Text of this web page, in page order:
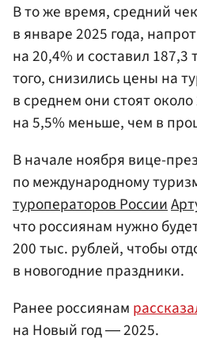
В то же время, средний
в январе 2025 года,
на 20,4% и составил
того, снизились цены на
в среднем они стоят
на 5,5% меньше, чем в
В начале ноября вице-
по международному
туроператоров России
что россиянам нужно
200 тыс. рублей, чтобы
в новогодние праздники.
Ранее россиянам
на Новый год ― 2025.